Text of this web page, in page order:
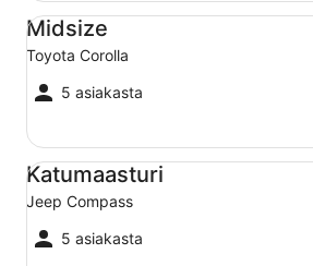
Midsize
Toyota Corolla
5 asiakasta
Midsize Toyota Corolla
Katumaasturi
Jeep Compass
5 asiakasta
Katumaasturi Jeep Compass